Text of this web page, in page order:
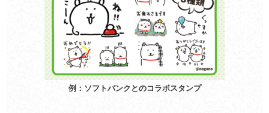
例：ソフトバンクとのコラボスタンプ